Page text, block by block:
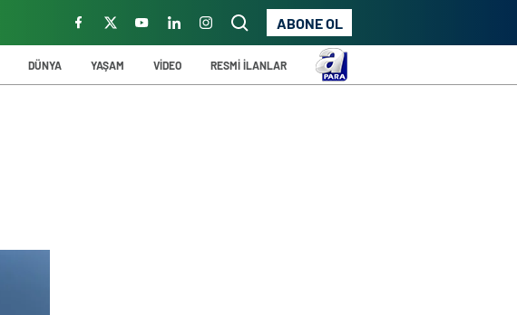
ABONE OL
DÜNYA YAŞAM VİDEO RESMİ İLANLAR